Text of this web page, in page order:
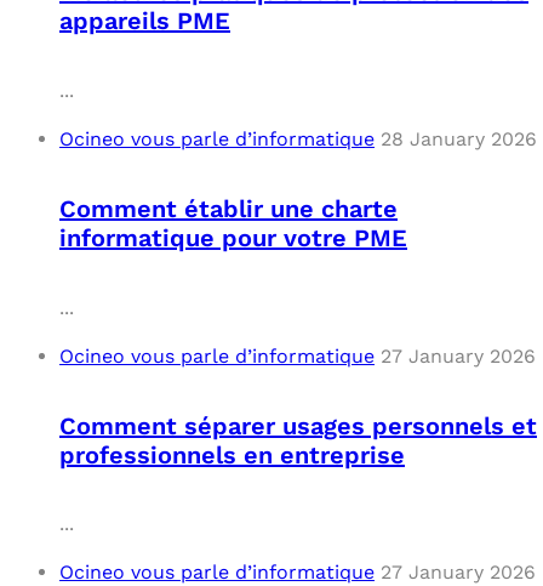
appareils PME
...
Ocineo vous parle d’informatique 28 January 2026
Comment établir une charte
informatique pour votre PME
...
Ocineo vous parle d’informatique 27 January 2026
Comment séparer usages personnels et
professionnels en entreprise
...
Ocineo vous parle d’informatique 27 January 2026